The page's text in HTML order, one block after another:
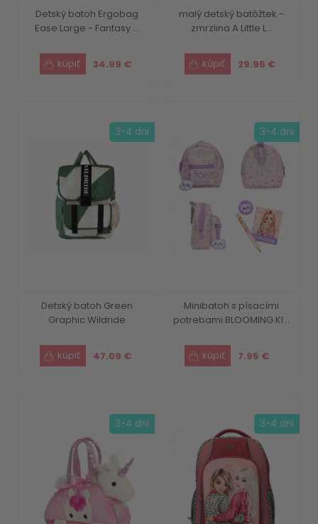
Detský batoh Ergobag
Ease Large - Fantasy ...
34.99 €
malý detský batôžtek -
zmrzlina A Little L...
29.95 €
Detský batoh Green
Graphic Wildride
47.09 €
3-4 dni
Minibatoh s písacími
potrebami BLOOMING KI...
7.95 €
3-4 dni
3-4 dni 3-4 dni